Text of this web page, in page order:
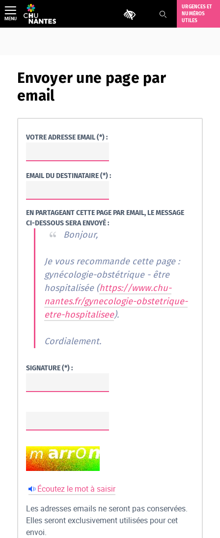
Aller
au
contenu
Outils d'accessibilité
URGENCES ET
NUMÉROS
UTILES
MENU
Envoyer une page par
email
VOTRE ADRESSE EMAIL (*) :
EMAIL DU DESTINATAIRE (*) :
EN PARTAGEANT CETTE PAGE PAR EMAIL, LE MESSAGE
CI-DESSOUS SERA ENVOYÉ :
Bonjour,
Je vous recommande cette page :
gynécologie-obstétrique - être
hospitalisée (https://www.chu-
nantes.fr/gynecologie-obstetrique-
etre-hospitalisee).
Cordialement.
SIGNATURE (*) :
Écoutez le mot à saisir
Les adresses emails ne seront pas conservées.
Elles seront exclusivement utilisées pour cet
envoi.